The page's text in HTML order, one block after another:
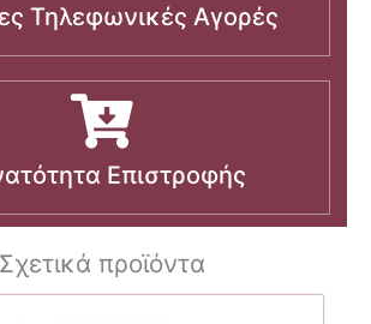
Τηλεφωνικές Αγορές
Επιστροφής
Σχετικά προϊόντα